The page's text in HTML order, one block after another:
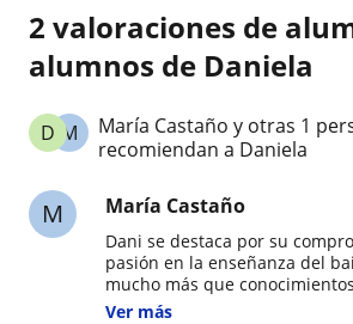
2 valoraciones de
alumnos de Daniela
M
D
María Castaño y otras 1
recomiendan a Daniela
M María Castaño
Dani se destaca por su
pasión en la enseñanza del
mucho más que
metodología favorece
Ver más